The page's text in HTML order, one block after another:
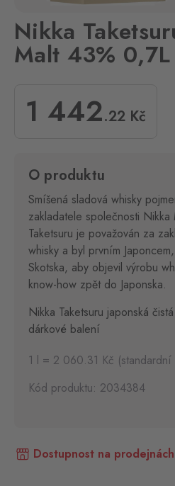
Nikka
Malt 43% 0,7L
1 442.22 Kč
O produktu
Smíšená sladová whisky
zakladatele společnosti Nikka
Taketsuru je považován za
whisky a byl prvním
Skotska, aby objevil výrobu
know-how zpět do Japonska.
Nikka Taketsuru japonská
dárkové balení
1 l = 2 060.31 Kč (standardní
Kód produktu: 2034384
Dostupnost na prodejnách